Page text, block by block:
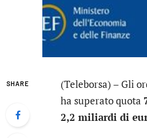
SHARE (Teleborsa) – Gli
ha superato quota
2,2 miliardi di